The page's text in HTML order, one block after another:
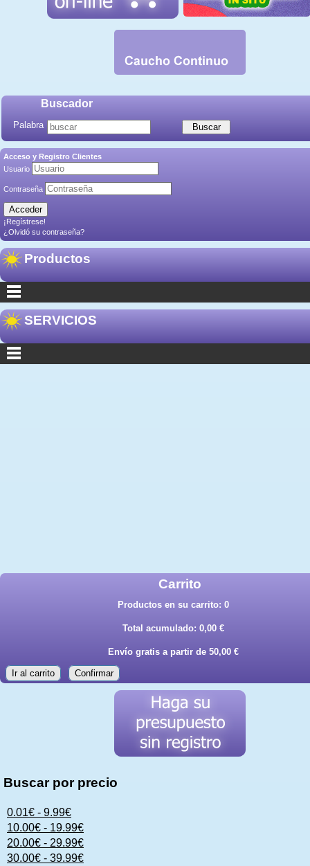
Buscador
Palabra
Acceso y Registro Clientes
Usuario
Contraseña
¡Regístrese!
¿Olvidó su contraseña?
Productos
SERVICIOS
Carrito
Productos en su carrito: 0
Total acumulado: 0,00 €
Envío gratis a partir de 50,00 €
Ir al carrito Confirmar
Buscar por precio
0.01€ - 9.99€
10.00€ - 19.99€
20.00€ - 29.99€
30.00€ - 39.99€